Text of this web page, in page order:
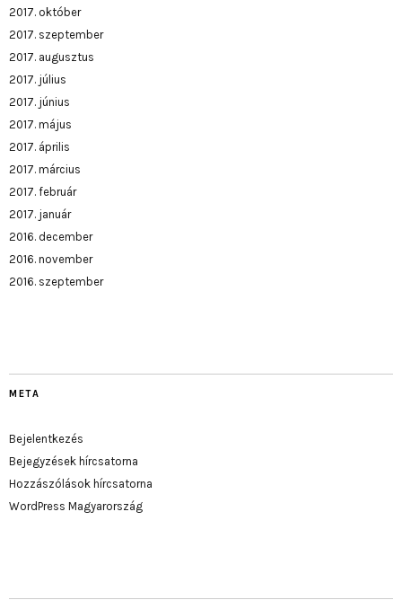
2017. október
2017. szeptember
2017. augusztus
2017. július
2017. június
2017. május
2017. április
2017. március
2017. február
2017. január
2016. december
2016. november
2016. szeptember
META
Bejelentkezés
Bejegyzések hírcsatorna
Hozzászólások hírcsatorna
WordPress Magyarország